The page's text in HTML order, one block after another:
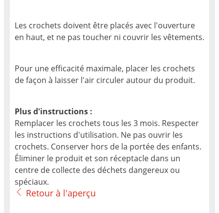
Les crochets doivent être placés avec l'ouverture
en haut, et ne pas toucher ni couvrir les vêtements.
Pour une efficacité maximale, placer les crochets
de façon à laisser l'air circuler autour du produit.
Plus d'instructions :
Remplacer les crochets tous les 3 mois. Respecter
les instructions d'utilisation. Ne pas ouvrir les
crochets. Conserver hors de la portée des enfants.
Éliminer le produit et son réceptacle dans un
centre de collecte des déchets dangereux ou
spéciaux.
Retour à l'aperçu